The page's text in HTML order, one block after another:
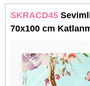
SKRACD45
70x100 cm